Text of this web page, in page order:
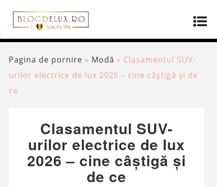
Pagina de pornire » Modă » Clasamentul SUV-
urilor electrice de lux 2026 – cine câștigă și de
ce
Clasamentul SUV-
urilor electrice de lux
2026 – cine câștigă și
de ce